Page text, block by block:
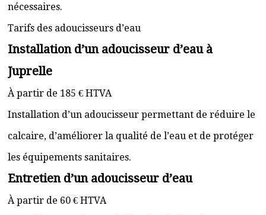
nécessaires.
Tarifs des adoucisseurs d’eau
Installation d’un adoucisseur d’eau à
Juprelle
À partir de 185 € HTVA
Installation d’un adoucisseur permettant de réduire le
calcaire, d’améliorer la qualité de l’eau et de protéger
les équipements sanitaires.
Entretien d’un adoucisseur d’eau
À partir de 60 € HTVA